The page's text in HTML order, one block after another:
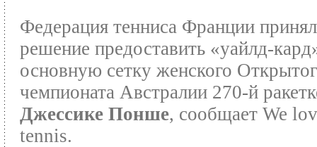
Федерация тенниса Франции
решение предоставить «уайлд-
основную сетку женского
чемпионата Австралии 270-й
Джессике Понше, сообщает We
tennis.